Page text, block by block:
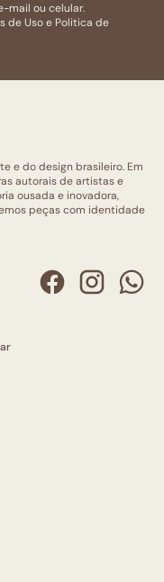
mail ou celular.
de Usoe Politica de
e do design brasileiro. Em
autorais de artistas e
ousada e inovadora,
peças com identidade